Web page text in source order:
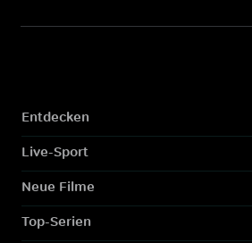
Entdecken
Live-Sport
Neue Filme
Top-Serien